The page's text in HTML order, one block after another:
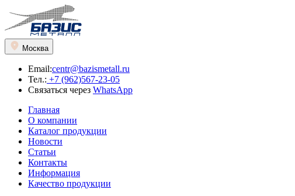
Москва
Email:centr@bazismetall.ru
Тел.: +7 (962)567-23-05
Связаться через WhatsApp
Главная
О компании
Каталог продукции
Новости
Статьи
Контакты
Информация
Качество продукции